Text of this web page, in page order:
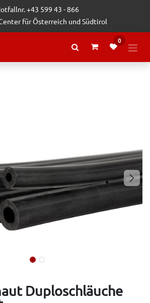
+43 599 43 - 866
für Österreich und Südtirol
0
Duploschläuche